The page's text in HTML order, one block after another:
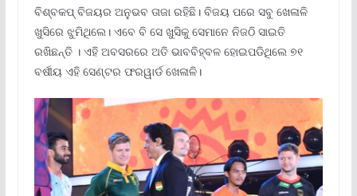
ବିଶ୍ବକପ୍ ବିଜୟର ଅନୁଭବ ତାଜା ରହିଛି। ବିଜୟ ପରେ ସବୁ‌ ଖେଳାଳି
ଖୁସିରେ ଝୁମିଥିଲେ। ଏବେ ବି ସେ ଖୁସିକୁ ସେମାନେ ନିଜଠି ସାଇତି
ରଖିଛନ୍ତି । ଏହି ଅବସରରେ ଅତି ଭାବବିହ୍ବଳ ହୋଇପଡିଥିଲେ ୭୧
ବ‌ର୍ଷୀୟ ଏହି ସେଣ୍ଟର ଫରୱାର୍ଡ ଖେଳାଳି।